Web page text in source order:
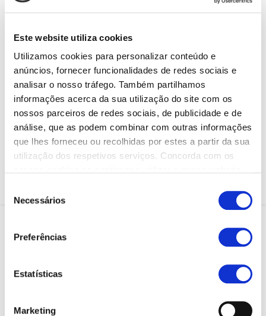
Este website utiliza cookies
Utilizamos cookies para personalizar conteúdo e
anúncios, fornecer funcionalidades de redes sociais e
analisar o nosso tráfego. Também partilhamos
informações acerca da sua utilização do site com os
nossos parceiros de redes sociais, de publicidade e de
análise, que as podem combinar com outras informações
que lhes forneceu ou recolhidas por estes a partir da sua
utilização dos respetivos serviços. Concorda com os
Necessários
Preferências
Estatísticas
Marketing
Couvert (Pão e Manteigas)
Patanisca de Bacalhau
Peixinhos da Horta
Presunto Pata Negra
Paio do Lombo Pata Negra
Amêijoas À Bulhão Pato
Camarão Tigre na Grelhar (unidade)
Gambas Cozidas ou al Ajillo